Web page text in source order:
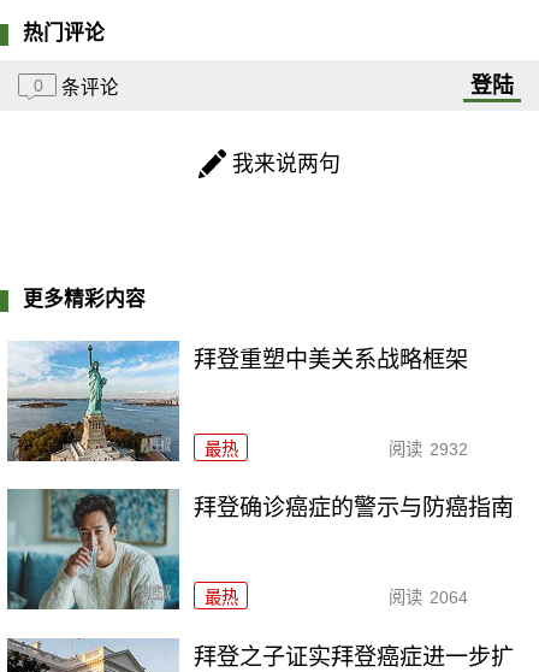
热门评论
0 条评论 登陆
我来说两句
更多精彩内容
拜登重塑中美关系战略框架
最热 阅读 2932
拜登确诊癌症的警示与防癌指南
最热 阅读 2064
拜登之子证实拜登癌症进一步扩